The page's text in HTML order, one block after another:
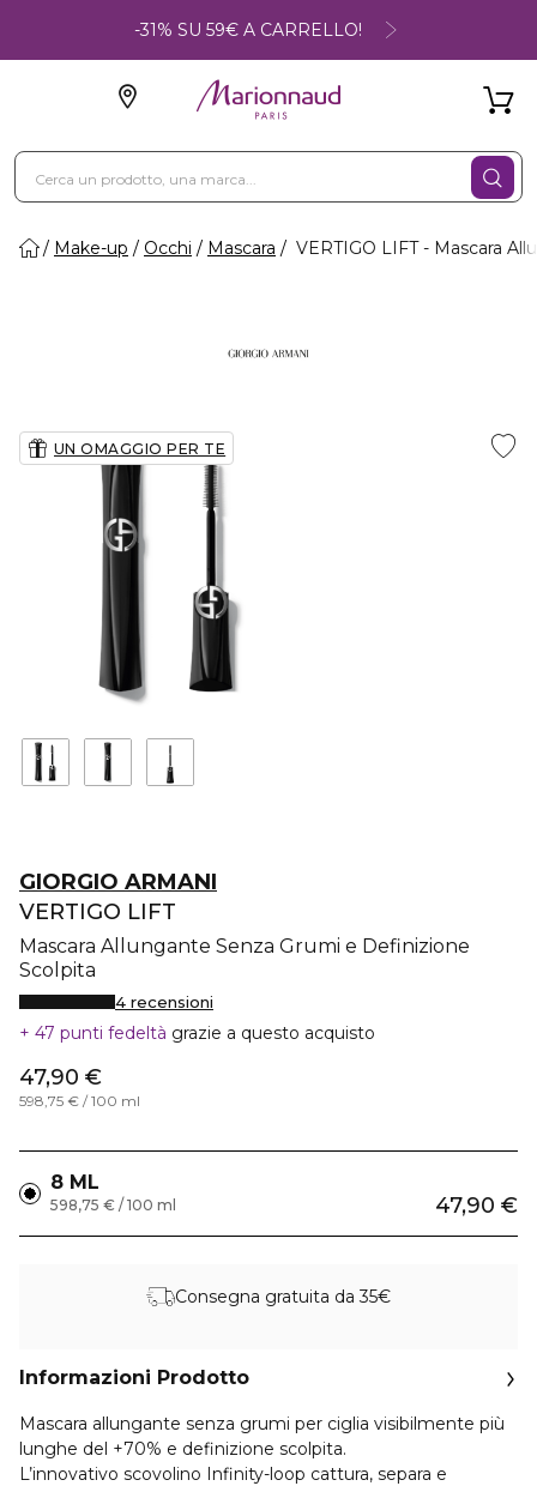
-31% SU 59€ A CARRELLO!
Make-up Occhi Mascara VERTIGO LIFT - Mascara
UN OMAGGIO PER TE
GIORGIO ARMANI
VERTIGO LIFT
Mascara Allungante Senza Grumi e Definizione
Scolpita
4 recensioni
47 punti fedeltà grazie a questo acquisto
47,90 €
598,75 € / 100 ml
8 ML
47,90 €
598,75 € / 100 ml
Consegna gratuita da 35€
Informazioni Prodotto
Mascara allungante senza grumi per ciglia visibilmente più
lunghe del +70% e definizione scolpita.
L’innovativo scovolino Infinity-loop cattura, separa e